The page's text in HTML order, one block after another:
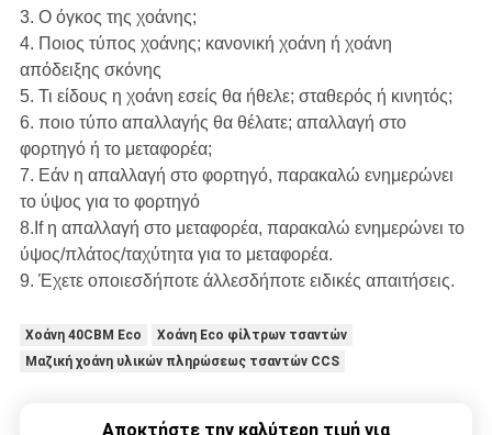
3. Ο όγκος της χοάνης;
4. Ποιος τύπος χοάνης; κανονική χοάνη ή χοάνη
απόδειξης σκόνης
5. Τι είδους η χοάνη εσείς θα ήθελε; σταθερός ή κινητός;
6. ποιο τύπο απαλλαγής θα θέλατε; απαλλαγή στο
φορτηγό ή το μεταφορέα;
7. Εάν η απαλλαγή στο φορτηγό, παρακαλώ ενημερώνει
το ύψος για το φορτηγό
8.If η απαλλαγή στο μεταφορέα, παρακαλώ ενημερώνει το
ύψος/πλάτος/ταχύτητα για το μεταφορέα.
9. Έχετε οποιεσδήποτε άλλεσδήποτε ειδικές απαιτήσεις.
Χοάνη 40CBM Eco
Χοάνη Eco φίλτρων τσαντών
Μαζική χοάνη υλικών πληρώσεως τσαντών CCS
Αποκτήστε την καλύτερη τιμή για